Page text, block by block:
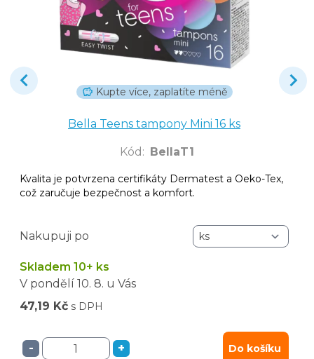
Kupte více, zaplatíte méně
Bella Teens tampony Mini 16 ks
Kód : BellaT1
Kvalita je potvrzena certifikáty Dermatest a Oeko-Tex,
což zaručuje bezpečnost a komfort.
Nakupuji po
Skladem 10+ ks
V pondělí 10. 8. u Vás
47,19 Kč s DPH
- + Do košíku